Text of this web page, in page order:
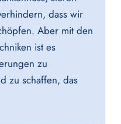
dass wir
Aber mit den
ist es
zu
zu schaffen, das